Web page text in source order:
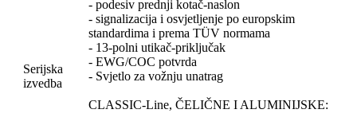
Serijska
izvedba
- podesiv prednji kotač-naslon
- signalizacija i osvjetljenje po europskim
standardima i prema TÜV normama
- 13-polni utikač-priključak
- EWG/COC potvrda
- Svjetlo za vožnju unatrag
CLASSIC-Line, ČELIČNE I ALUMINIJSKE: